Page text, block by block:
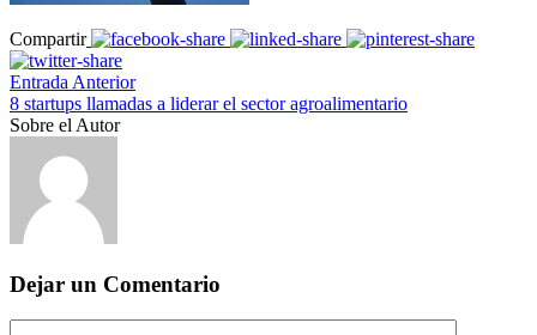
Compartir
Entrada Anterior
8 startups llamadas a liderar el sector agroalimentario
Sobre el Autor
Dejar un Comentario